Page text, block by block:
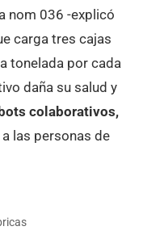
nom 036 -explicó
carga tres cajas
tonelada por cada
daña su salud y
colaborativos,
las personas de